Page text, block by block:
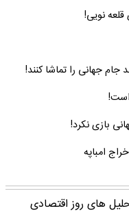
نویی!
جهانی را تماشا کنند!
بازی نکرد!
های روز اقتصادی